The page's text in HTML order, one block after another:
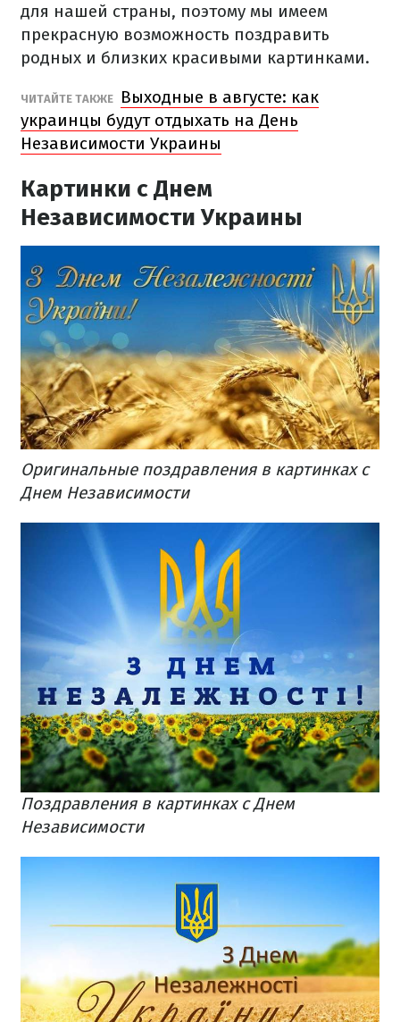
для нашей страны, поэтому мы имеем
прекрасную возможность поздравить
родных и близких красивыми картинками.
ЧИТАЙТЕ ТАКЖЕ
Выходные в августе: как
украинцы будут отдыхать на День
Независимости Украины
Картинки с Днем
Независимости Украины
Оригинальные поздравления в картинках с
Днем Независимости
Поздравления в картинках с Днем
Независимости